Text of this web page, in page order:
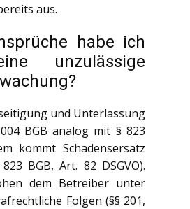
aus.
habe ich
unzulässige
und Unterlassung
BGB analog mit § 823
kommt Schadensersatz
BGB, Art. 82 DSGVO).
dem Betreiber unter
Folgen (§§ 201,